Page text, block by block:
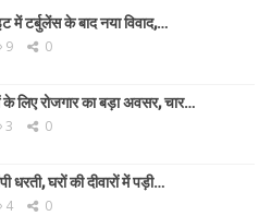
में टर्बुलेंस के बाद नया विवाद,…
9 0
लिए रोजगार का बड़ा अवसर, चार…
3 0
धरती, घरों की दीवारों में पड़ी…
4 0